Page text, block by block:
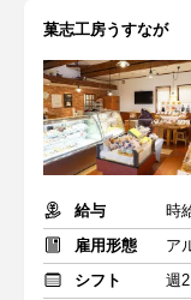
菓志工房うすなが
給与
時
雇用形態
ア
シフト
週